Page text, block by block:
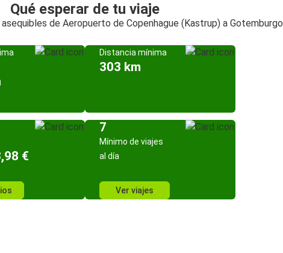
Qué esperar de tu viaje
de Aeropuerto de Copenhague (Kastrup) a Gotemburgo
Distancia mínima
303 km
€
7
Mínimo de viajes
al día
Ver viajes